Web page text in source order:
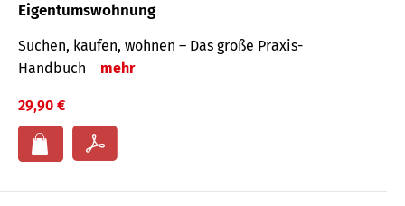
Eigentumswohnung
Suchen, kaufen, wohnen – Das große Praxis-
Handbuch
mehr
29,90 €